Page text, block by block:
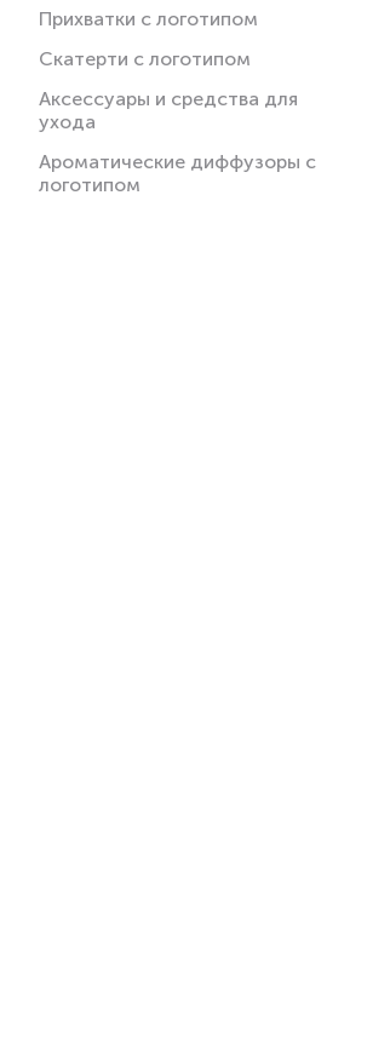
Прихватки с логотипом
Скатерти с логотипом
Аксессуары и средства для
ухода
Ароматические диффузоры с
логотипом